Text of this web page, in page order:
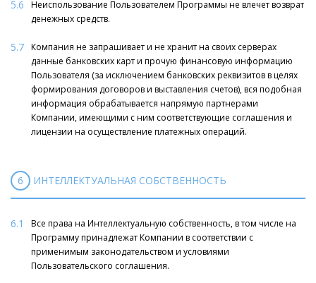
5.6
Неиспользование Пользователем Программы не влечет возврат
денежных средств.
5.7 Компания не запрашивает и не хранит на своих серверах
данные банковских карт и прочую финансовую информацию
Пользователя (за исключением банковских реквизитов в целях
формирования договоров и выставления счетов), вся подобная
информация обрабатывается напрямую партнерами
Компании, имеющими с ним соответствующие соглашения и
лицензии на осуществление платежных операций.
6 ИНТЕЛЛЕКТУАЛЬНАЯ СОБСТВЕННОСТЬ
6.1
Все права на Интеллектуальную собственность, в том числе на
Программу принадлежат Компании в соответствии с
применимым законодательством и условиями
Пользовательского соглашения.